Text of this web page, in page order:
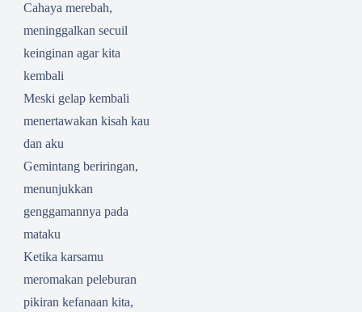
Cahaya merebah,
meninggalkan secuil
keinginan agar kita
kembali
Meski gelap kembali
menertawakan kisah kau
dan aku
Gemintang beriringan,
menunjukkan
genggamannya pada
mataku
Ketika karsamu
meromakan peleburan
pikiran kefanaan kita,